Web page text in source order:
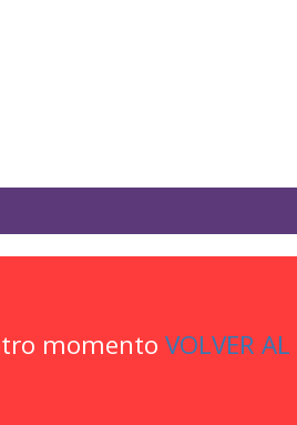
momento VOLVER